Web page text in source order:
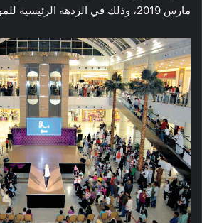
مارس 2019، وذلك في الردهة الرئيسية للمول.